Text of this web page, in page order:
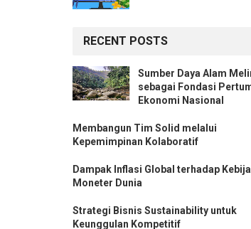
RECENT POSTS
Sumber Daya Alam
sebagai Fondasi
Ekonomi Nasional
Membangun Tim Solid melalui
Kepemimpinan Kolaboratif
Dampak Inflasi Global terhadap
Moneter Dunia
Strategi Bisnis Sustainability untuk
Keunggulan Kompetitif